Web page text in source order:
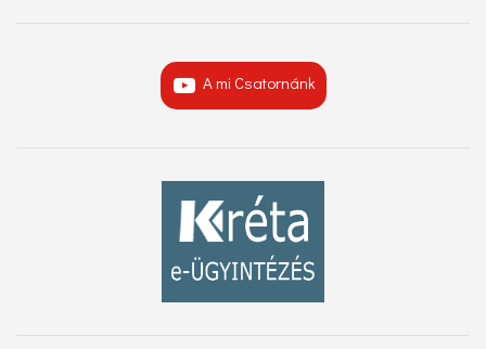
A mi Csatornánk